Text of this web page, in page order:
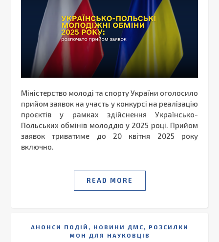
Міністерство молоді та спорту України оголосило
прийом заявок на участь у конкурсі на реалізацію
проєктів у рамках здійснення Українсько-
Польських обмінів молоддю у 2025 році. Прийом
заявок триватиме до 20 квітня 2025 року
включно.
READ MORE
АНОНСИ ПОДІЙ , НОВИНИ ДМС , РОЗСИЛКИ
МОН ДЛЯ НАУКОВЦІВ